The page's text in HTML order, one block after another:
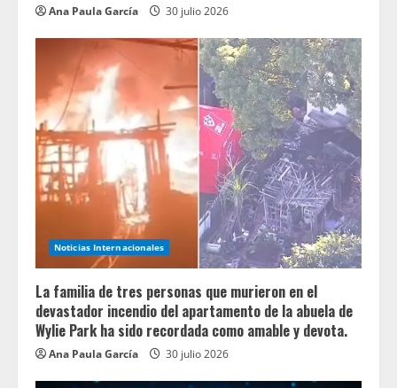
Ana Paula García 30 julio 2026
Noticias Internacionales
La familia de tres personas que murieron en el
devastador incendio del apartamento de la abuela de
Wylie Park ha sido recordada como amable y devota.
Ana Paula García 30 julio 2026